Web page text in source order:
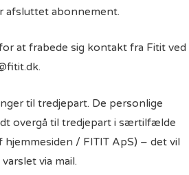
afsluttet abonnement.
at frabede sig kontakt fra Fitit ved
til tredjepart. De personlige
overgå til tredjepart i særtilfælde
hjemmesiden / FITIT ApS) – det vil
via mail.